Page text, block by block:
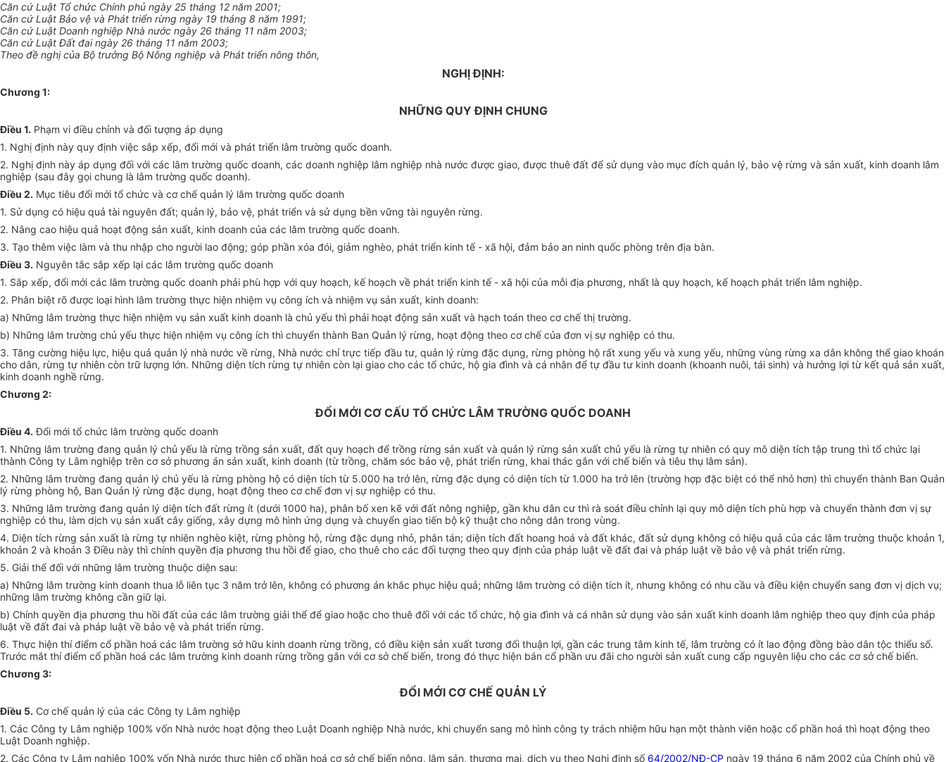
Căn cứ Luật Tổ chức Chính phủ ngày 25 tháng 12 năm 2001;
Căn cứ Luật Bảo vệ và Phát triển rừng ngày 19 tháng 8 năm 1991;
Căn cứ Luật Doanh nghiệp Nhà nước ngày 26 tháng 11 năm 2003;
Căn cứ Luật Đất đai ngày 26 tháng 11 năm 2003;
Theo đề nghị của Bộ trưởng Bộ Nông nghiệp và Phát triển nông thôn,
NGHỊ ĐỊNH:
Chương 1:
NHỮNG QUY ĐỊNH CHUNG
Điều 1. Phạm vi điều chỉnh và đối tượng áp dụng
1. Nghị định này quy định việc sắp xếp, đổi mới và phát triển lâm trường quốc doanh.
2. Nghị định này áp dụng đối với các lâm trường quốc doanh, các doanh nghiệp lâm nghiệp nhà nước được giao, được thuê đất để sử dụng vào mục đích quản lý, bảo vệ rừng và sản xuất, kinh doanh lâm
nghiệp (sau đây gọi chung là lâm trường quốc doanh).
Điều 2. Mục tiêu đổi mới tổ chức và cơ chế quản lý lâm trường quốc doanh
1. Sử dụng có hiệu quả tài nguyên đất; quản lý, bảo vệ, phát triển và sử dụng bền vững tài nguyên rừng.
2. Nâng cao hiệu quả hoạt động sản xuất, kinh doanh của các lâm trường quốc doanh.
3. Tạo thêm việc làm và thu nhập cho người lao động; góp phần xóa đói, giảm nghèo, phát triển kinh tế - xã hội, đảm bảo an ninh quốc phòng trên địa bàn.
Điều 3. Nguyên tắc sắp xếp lại các lâm trường quốc doanh
1. Sắp xếp, đổi mới các lâm trường quốc doanh phải phù hợp với quy hoạch, kế hoạch về phát triển kinh tế - xã hội của mỗi địa phương, nhất là quy hoạch, kế hoạch phát triển lâm nghiệp.
2. Phân biệt rõ được loại hình lâm trường thực hiện nhiệm vụ công ích và nhiệm vụ sản xuất, kinh doanh:
a) Những lâm trường thực hiện nhiệm vụ sản xuất kinh doanh là chủ yếu thì phải hoạt động sản xuất và hạch toán theo cơ chế thị trường.
b) Những lâm trường chủ yếu thực hiện nhiệm vụ công ích thì chuyển thành Ban Quản lý rừng, hoạt động theo cơ chế của đơn vị sự nghiệp có thu.
3. Tăng cường hiệu lực, hiệu quả quản lý nhà nước về rừng, Nhà nước chỉ trực tiếp đầu tư, quản lý rừng đặc dụng, rừng phòng hộ rất xung yếu và xung yếu, những vùng rừng xa dân không thể giao khoán
cho dân, rừng tự nhiên còn trữ lượng lớn. Những diện tích rừng tự nhiên còn lại giao cho các tổ chức, hộ gia đình và cá nhân để tự đầu tư kinh doanh (khoanh nuôi, tái sinh) và hưởng lợi từ kết quả sản xuất,
kinh doanh nghề rừng.
Chương 2:
ĐỔI MỚI CƠ CẤU TỔ CHỨC LÂM TRƯỜNG QUỐC DOANH
Điều 4. Đổi mới tổ chức lâm trường quốc doanh
1. Những lâm trường đang quản lý chủ yếu là rừng trồng sản xuất, đất quy hoạch để trồng rừng sản xuất và quản lý rừng sản xuất chủ yếu là rừng tự nhiên có quy mô diện tích tập trung thì tổ chức lại
thành Công ty Lâm nghiệp trên cơ sở phương án sản xuất, kinh doanh (từ trồng, chăm sóc bảo vệ, phát triển rừng, khai thác gắn với chế biến và tiêu thụ lâm sản).
2. Những lâm trường đang quản lý chủ yếu là rừng phòng hộ có diện tích từ 5.000 ha trở lên, rừng đặc dụng có diện tích từ 1.000 ha trở lên (trường hợp đặc biệt có thể nhỏ hơn) thì chuyển thành Ban Quản
lý rừng phòng hộ, Ban Quản lý rừng đặc dụng, hoạt động theo cơ chế đơn vị sự nghiệp có thu.
3. Những lâm trường đang quản lý diện tích đất rừng ít (dưới 1000 ha), phân bố xen kẽ với đất nông nghiệp, gần khu dân cư thì rà soát điều chỉnh lại quy mô diện tích phù hợp và chuyển thành đơn vị sự
nghiệp có thu, làm dịch vụ sản xuất cây giống, xây dựng mô hình ứng dụng và chuyển giao tiến bộ kỹ thuật cho nông dân trong vùng.
4. Diện tích rừng sản xuất là rừng tự nhiên nghèo kiệt, rừng phòng hộ, rừng đặc dụng nhỏ, phân tán; diện tích đất hoang hoá và đất khác, đất sử dụng không có hiệu quả của các lâm trường thuộc khoản 1,
khoản 2 và khoản 3 Điều này thì chính quyền địa phương thu hồi để giao, cho thuê cho các đối tượng theo quy định của pháp luật về đất đai và pháp luật về bảo vệ và phát triển rừng.
5. Giải thể đối với những lâm trường thuộc diện sau:
a) Những lâm trường kinh doanh thua lỗ liên tục 3 năm trở lên, không có phương án khắc phục hiệu quả; những lâm trường có diện tích ít, nhưng không có nhu cầu và điều kiện chuyển sang đơn vị dịch vụ;
những lâm trường không cần giữ lại.
b) Chính quyền địa phương thu hồi đất của các lâm trường giải thể để giao hoặc cho thuê đối với các tổ chức, hộ gia đình và cá nhân sử dụng vào sản xuất kinh doanh lâm nghiệp theo quy định của pháp
luật về đất đai và pháp luật về bảo vệ và phát triển rừng.
6. Thực hiện thí điểm cổ phần hoá các lâm trường sở hữu kinh doanh rừng trồng, có điều kiện sản xuất tương đối thuận lợi, gần các trung tâm kinh tế, lâm trường có ít lao động đồng bào dân tộc thiểu số.
Trước mắt thí điểm cổ phần hoá các lâm trường kinh doanh rừng trồng gắn với cơ sở chế biến, trong đó thực hiện bán cổ phần ưu đãi cho người sản xuất cung cấp nguyên liệu cho các cơ sở chế biến.
Chương 3:
ĐỔI MỚI CƠ CHẾ QUẢN LÝ
Điều 5. Cơ chế quản lý của các Công ty Lâm nghiệp
1. Các Công ty Lâm nghiệp 100% vốn Nhà nước hoạt động theo Luật Doanh nghiệp Nhà nước, khi chuyển sang mô hình công ty trách nhiệm hữu hạn một thành viên hoặc cổ phần hoá thì hoạt động theo
Luật Doanh nghiệp.
2. Các Công ty Lâm nghiệp 100% vốn Nhà nước thực hiện cổ phần hoá cơ sở chế biến nông, lâm sản, thương mại, dịch vụ theo Nghị định số 64/2002/NĐ-CP ngày 19 tháng 6 năm 2002 của Chính phủ về